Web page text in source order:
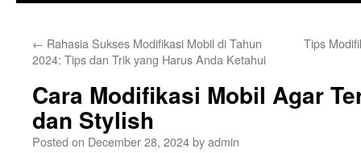
← Rahasia Sukses Modifikasi Mobil di Tahun
2024: Tips dan Trik yang Harus Anda Ketahui
Tips
Cara Modifikasi Mobil Agar
dan Stylish
Posted on December 28, 2024byadmin